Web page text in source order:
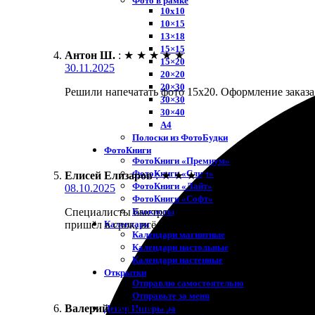
10х10
10×15
13×18
15×15
15×20
20×20
20×30
30×30
30×40
A4
Полоски из ФотоБудки
ФотоКниги
ФотоКниги «Премиум»
ФотоКниги «Слим»
ФотоКниги «Лайт»
ФотоКниги «Софт»
Блокноты
Календари
Календари магнитные
Календари настольные
Календари настенные
Открытки
Отправлю самостоятельно
Отправьте за меня
Декор Интерьера
Антон Ш. : ★ ★ ★ ★ ★
30.11.2025
Решили напечатать фото 15х20. Оформление
Елисей Елизаров : ★ ★ ★ ★ ★
08.10.2025
Специалисты быстро обработали мой заказ на
пришёл в срок, всё аккуратно упаковано.
Валерий Лужков : ★ ★